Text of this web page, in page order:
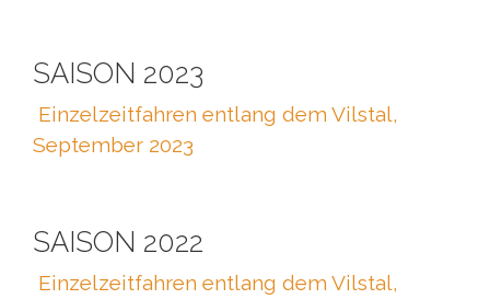
SAISON 2023
Einzelzeitfahren entlang dem Vilstal,
September 2023
SAISON 2022
Einzelzeitfahren entlang dem Vilstal,